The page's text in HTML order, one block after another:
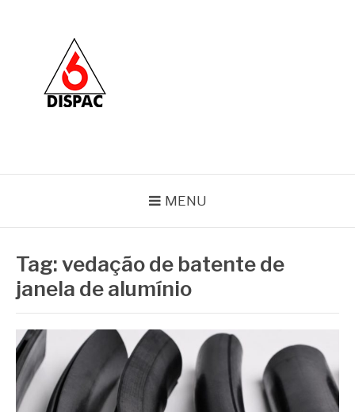
MENU
Tag:vedação de batente de
janela de alumínio